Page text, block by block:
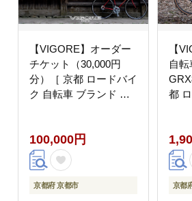
【VIGORE】オーダー
チケット（30,000円
分）［ 京都 ロードバイ
ク 自転車 ブランド 人
ブランド メーカー 取り
寄せ 通販 ふるさと納税
］
100,000円
京都府 京都市
【
自転
都
ーリ
カー
るさ
京都